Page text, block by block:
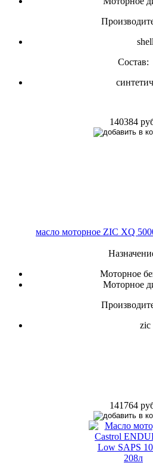
shell
Состав:
140384
масло моторное ZIC XQ
Моторное
Моторное
zic
141764